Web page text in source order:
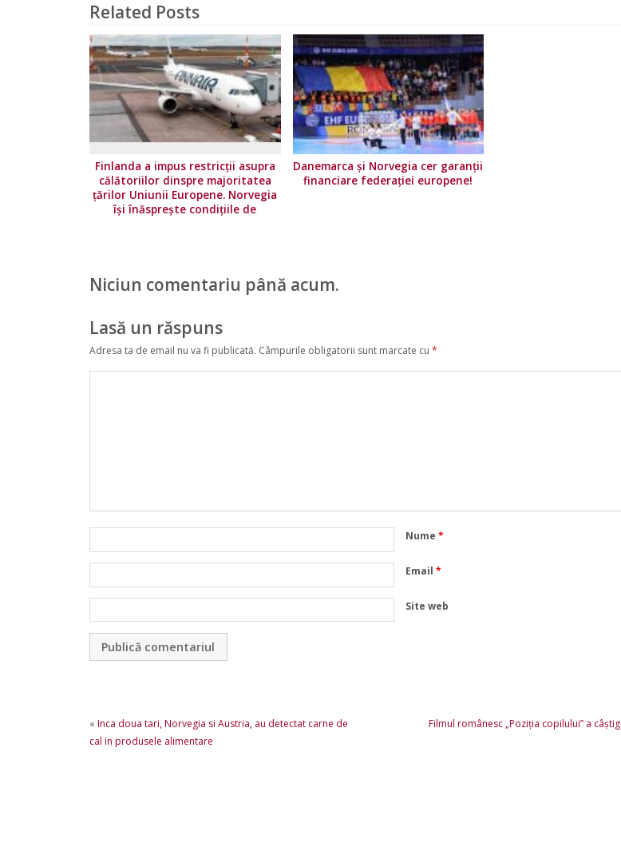
Related Posts
Finlanda a impus restricţii asupra
călătoriilor dinspre majoritatea
ţărilor Uniunii Europene. Norvegia
își înăsprește condițiile de
Danemarca și Norvegia cer garanții
financiare federației europene!
Niciun comentariu până acum.
Lasă un răspuns
Adresa ta de email nu va fi publicată. Câmpurile obligatorii sunt marcate cu *
Nume *
Email *
Site web
« Inca doua tari, Norvegia si Austria, au detectat carne de
cal in produsele alimentare
Filmul românesc „Poziția copilului” a